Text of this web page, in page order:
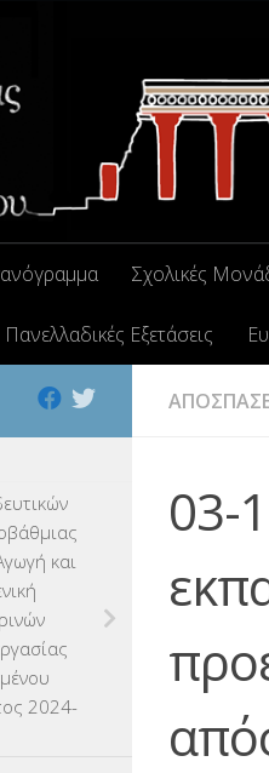
Σχολικές
Πανελλαδικές Εξετάσεις
03-
και
2024-